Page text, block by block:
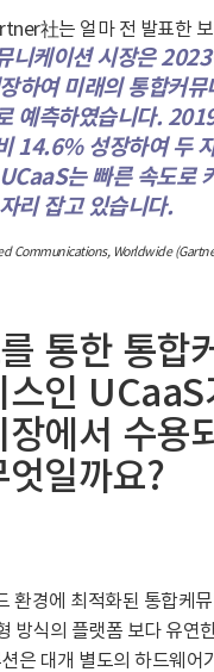
社는 얼마 전 발표한
니케이션 시장은
하여 미래의 통합커뮤
예측하였습니다.
14.6% 성장하여 두
는 빠른 속도로
리 잡고 있습니다.
Communications, Worldwide
통한 통합
스인 UCaaS
장에서 수용
엇일까요?
환경에 최적화된 통합케
방식의 플랫폼 보다 유연
은 대개 별도의 하드웨어